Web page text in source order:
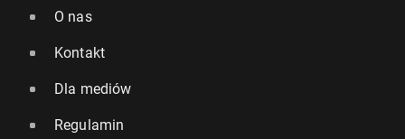
O nas
Kontakt
Dla mediów
Regulamin